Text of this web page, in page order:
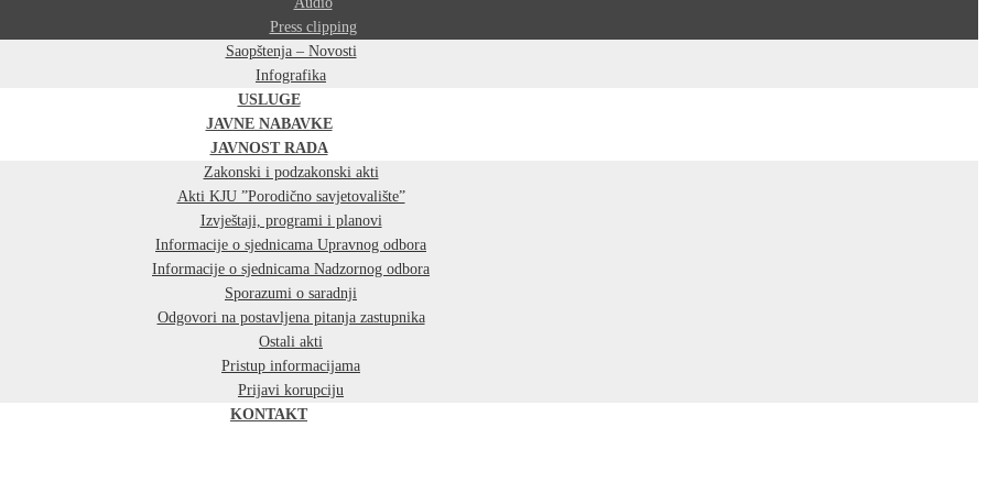
Press clipping
Saopštenja – Novosti
Infografika
USLUGE
JAVNE NABAVKE
JAVNOST RADA
Zakonski i podzakonski akti
Akti KJU ”Porodično savjetovalište”
Izvještaji, programi i planovi
Informacije o sjednicama Upravnog odbora
Informacije o sjednicama Nadzornog odbora
Sporazumi o saradnji
Odgovori na postavljena pitanja zastupnika
Ostali akti
Pristup informacijama
Prijavi korupciju
KONTAKT